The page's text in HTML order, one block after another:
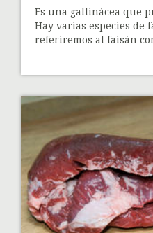
Es una gallinácea que
Hay varias especies de
referiremos al faisán